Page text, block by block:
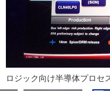
ロジック向け半導体プロセ